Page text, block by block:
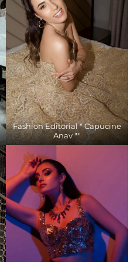
Fashion Editorial " Capucine
Anav ""